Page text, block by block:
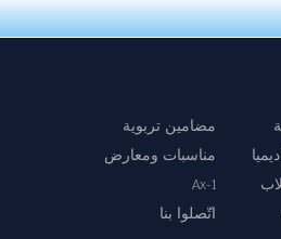
مضامين تربوية
مناسبات ومعارض
Ax-1
اتّصلوا بنا